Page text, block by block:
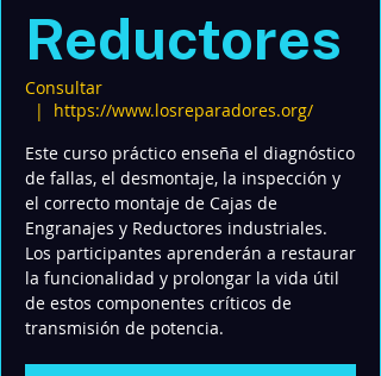
Reductores
Consultar
  |
https://www.losreparadores.org/
Este curso práctico enseña el diagnóstico
de fallas, el desmontaje, la inspección y
el correcto montaje de Cajas de
Engranajes y Reductores industriales.
Los participantes aprenderán a restaurar
la funcionalidad y prolongar la vida útil
de estos componentes críticos de
transmisión de potencia.